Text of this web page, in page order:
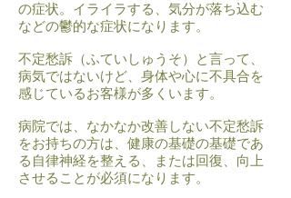
の症状。イライラする、気分が落ち込む
などの鬱的な症状になります。
不定愁訴（ふていしゅうそ）と言って、
病気ではないけど、身体や心に不具合を
感じているお客様が多くいます。
病院では、なかなか改善しない不定愁訴
をお持ちの方は、健康の基礎の基礎であ
る自律神経を整える、または回復、向上
させることが必須になります。